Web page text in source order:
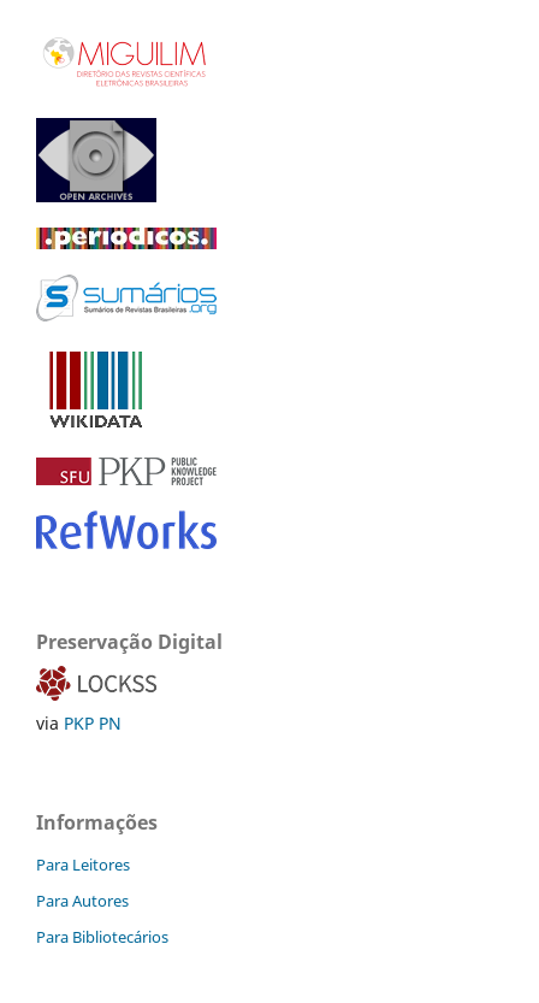
Preservação Digital
via PKP PN
Informações
Para Leitores
Para Autores
Para Bibliotecários